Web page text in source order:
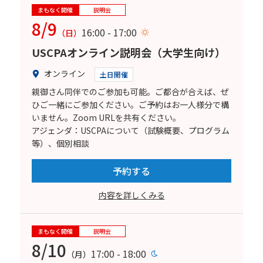
まもなく開催 説明会
8/9 （日） 16:00 - 17:00
USCPAオンライン説明会（大学生向け）
オンライン 土日開催
親御さん同伴でのご参加も可能。ご都合が合えば、ぜ
ひご一緒にご参加ください。ご予約はお一人様分で構
いません。Zoom URLを共有ください。
アジェンダ：USCPAについて（試験概要、プログラム
等）、個別相談
予約する
内容を詳しくみる
まもなく開催 説明会
8/10 （月） 17:00 - 18:00